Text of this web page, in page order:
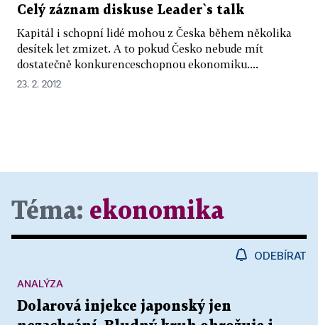
Celý záznam diskuse Leader`s talk
Kapitál i schopní lidé mohou z Česka během několika
desítek let zmizet. A to pokud Česko nebude mít
dostatečně konkurenceschopnou ekonomiku....
23. 2. 2012
Téma: ekonomika
ODEBÍRAT
Dolarová injekce japonský jen
ANALÝZA